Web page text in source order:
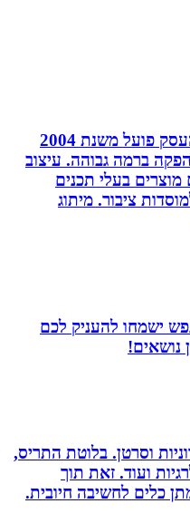
בטי ששון סטודיו לעיצוב, העסק פועל משנת 2004
ברמה גבוהה. עיצוב
בעלי תכנים
ציבור. מיתוג
להעניק לכם
וסרטן. בלוטת התריס,
ועוד. זאת תוך
לחשיבה חיובית.